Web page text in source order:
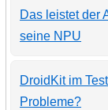
Das leistet der
seine NPU
DroidKit im
Probleme?